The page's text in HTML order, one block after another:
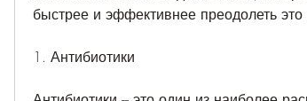
быстрее и эффективнее преодолеть это
1. Антибиотики